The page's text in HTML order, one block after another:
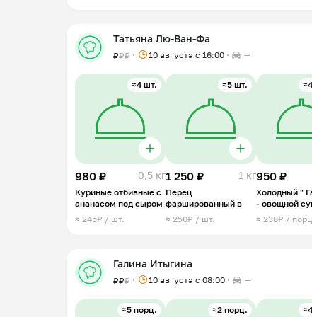
Татьяна Лю-Ван-Фа
₽₽₽ 10 августа с 16:00 —
≈4 шт.
980 ₽ 0,5 кг
Куриные отбивные с
ананасом под сыром
≈ 245₽ / шт.
≈5 шт.
1 250 ₽ 1 кг
Перец
фаршированный в
≈ 250₽ / шт.
950 ₽
Холодный "
- овощной
≈ 238₽ /
Галина Итыгина
₽₽₽ 10 августа с 08:00 —
≈5 порц. ≈2 порц.